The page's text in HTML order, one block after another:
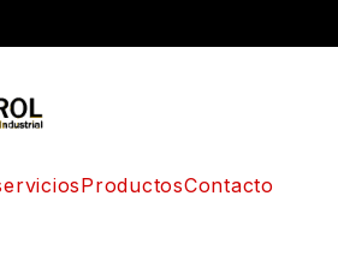
ProductosContacto